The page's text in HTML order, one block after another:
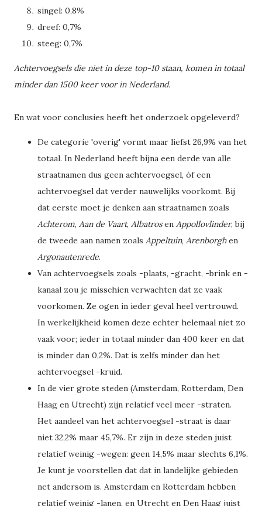
singel: 0,8%
dreef: 0,7%
steeg: 0,7%
Achtervoegsels die niet in deze top-10 staan, komen in totaal
minder dan 1500 keer voor in Nederland.
En wat voor conclusies heeft het onderzoek opgeleverd?
De categorie 'overig' vormt maar liefst 26,9% van het
totaal. In Nederland heeft bijna een derde van alle
straatnamen dus geen achtervoegsel, óf een
achtervoegsel dat verder nauwelijks voorkomt. Bij
dat eerste moet je denken aan straatnamen zoals
Achterom, Aan de Vaart, Albatrosen Appollovlinder, bij
de tweede aan namen zoals Appeltuin, Arenborghen
Argonautenrede.
Van achtervoegsels zoals -plaats, -gracht, -brink en -
kanaal zou je misschien verwachten dat ze vaak
voorkomen. Ze ogen in ieder geval heel vertrouwd.
In werkelijkheid komen deze echter helemaal niet zo
vaak voor; ieder in totaal minder dan 400 keer en dat
is minder dan 0,2%. Dat is zelfs minder dan het
achtervoegsel -kruid.
In de vier grote steden (Amsterdam, Rotterdam, Den
Haag en Utrecht) zijn relatief veel meer -straten.
Het aandeel van het achtervoegsel -straat is daar
niet 32,2% maar 45,7%. Er zijn in deze steden juist
relatief weinig -wegen: geen 14,5% maar slechts 6,1%.
Je kunt je voorstellen dat dat in landelijke gebieden
net andersom is. Amsterdam en Rotterdam hebben
relatief weinig -lanen, en Utrecht en Den Haag juist